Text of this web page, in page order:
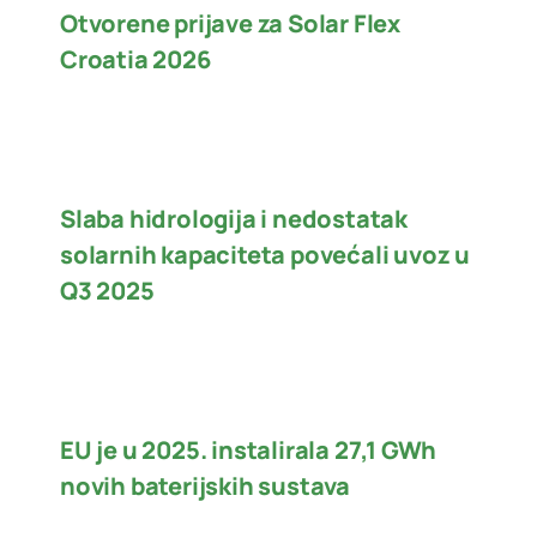
Otvorene prijave za Solar Flex
Croatia 2026
Slaba hidrologija i nedostatak
solarnih kapaciteta povećali uvoz u
Q3 2025
EU je u 2025. instalirala 27,1 GWh
novih baterijskih sustava